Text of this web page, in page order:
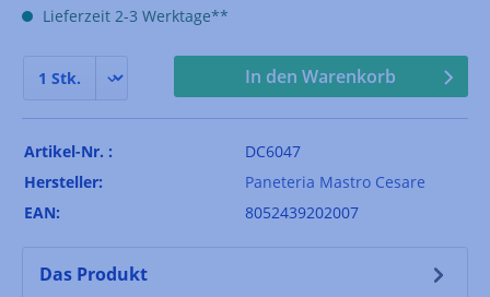
Lieferzeit 2-3 Werktage**
In den Warenkorb
Artikel-Nr. :
DC6047
Hersteller:
Paneteria Mastro Cesare
EAN:
8052439202007
Das Produkt